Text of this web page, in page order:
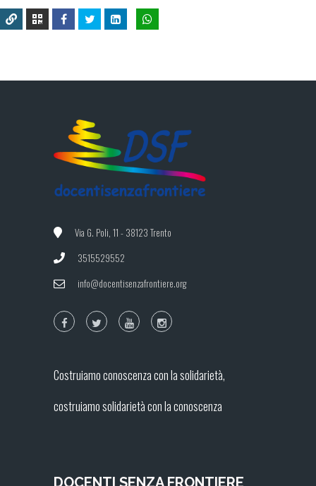
Via G. Poli, 11 - 38123 Trento
3515529552
info@docentisenzafrontiere.org
Costruiamo conoscenza con la solidarietà,
costruiamo solidarietà con la conoscenza
DOCENTI SENZA FRONTIERE